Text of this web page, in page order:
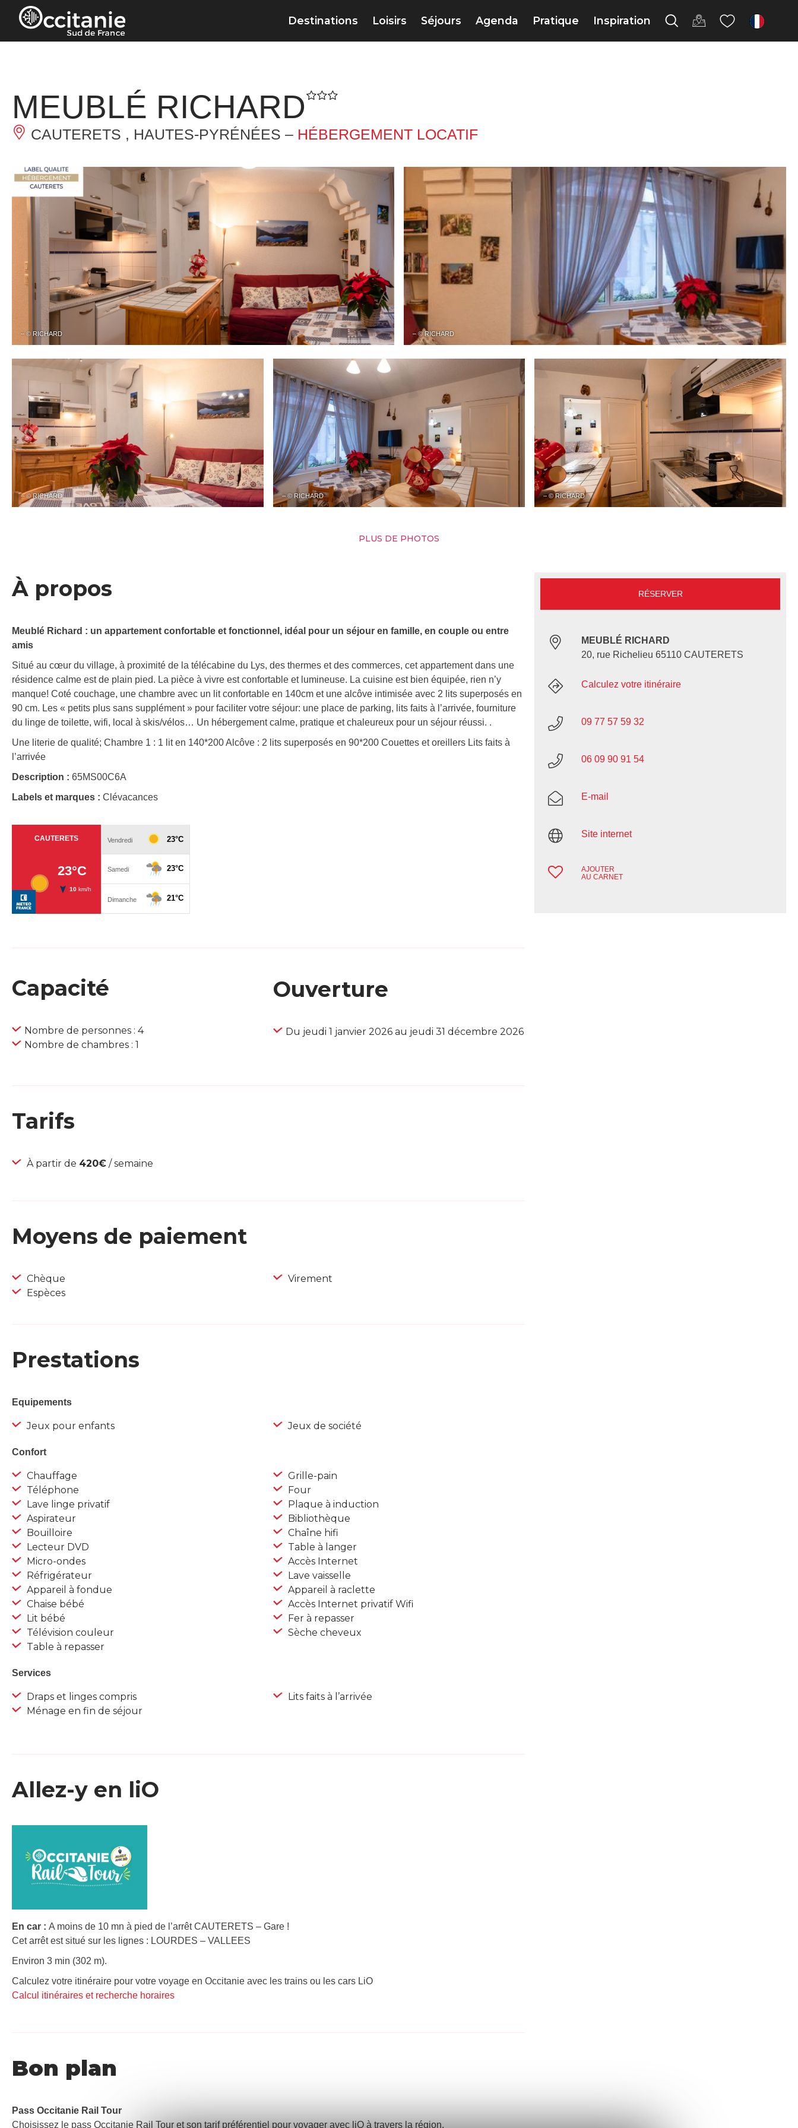
Panneau de gestion des cookies
Destinations Loisirs Séjours Agenda Pratique Inspiration fr
MEUBLÉ RICHARD
CAUTERETS , HAUTES-PYRÉNÉES – HÉBERGEMENT LOCATIF
– © RICHARD – © RICHARD
– © RICHARD – © RICHARD – © RICHARD
PLUS DE PHOTOS
À propos
Meublé Richard : un appartement confortable et fonctionnel, idéal pour un séjour en famille, en couple ou entre
amis
Situé au cœur du village, à proximité de la télécabine du Lys, des thermes et des commerces, cet appartement dans une
résidence calme est de plain pied. La pièce à vivre est confortable et lumineuse. La cuisine est bien équipée, rien n’y
manque! Coté couchage, une chambre avec un lit confortable en 140cm et une alcôve intimisée avec 2 lits superposés en
90 cm. Les « petits plus sans supplément » pour faciliter votre séjour: une place de parking, lits faits à l’arrivée, fourniture
du linge de toilette, wifi, local à skis/vélos… Un hébergement calme, pratique et chaleureux pour un séjour réussi. .
Une literie de qualité; Chambre 1 : 1 lit en 140*200 Alcôve : 2 lits superposés en 90*200 Couettes et oreillers Lits faits à
l’arrivée
Description : 65MS00C6A
Labels et marques : Clévacances
Capacité
Nombre de personnes : 4
Nombre de chambres : 1
Ouverture
Du jeudi 1 janvier 2026 au jeudi 31 décembre 2026
Tarifs
À partir de 420€ / semaine
Moyens de paiement
Chèque
Espèces
Virement
Prestations
Equipements
Jeux pour enfants Jeux de société
Confort
Chauffage
Téléphone
Lave linge privatif
Aspirateur
Bouilloire
Lecteur DVD
Micro-ondes
Réfrigérateur
Appareil à fondue
Chaise bébé
Lit bébé
Télévision couleur
Table à repasser
Grille-pain
Four
Plaque à induction
Bibliothèque
Chaîne hifi
Table à langer
Accès Internet
Lave vaisselle
Appareil à raclette
Accès Internet privatif Wifi
Fer à repasser
Sèche cheveux
Services
Draps et linges compris
Ménage en fin de séjour
Lits faits à l’arrivée
Allez-y en liO
En car : A moins de 10 mn à pied de l’arrêt CAUTERETS – Gare !
Cet arrêt est situé sur les lignes : LOURDES – VALLEES
Environ 3 min (302 m).
Calculez votre itinéraire pour votre voyage en Occitanie avec les trains ou les cars LiO
Calcul itinéraires et recherche horaires
Bon plan
Pass Occitanie Rail Tour​
Choisissez le pass Occitanie Rail Tour et son tarif préférentiel pour voyager avec liO à travers la région.
RÉSERVER
MEUBLÉ RICHARD
20, rue Richelieu 65110 CAUTERETS
Calculez votre itinéraire
09 77 57 59 32
06 09 90 91 54
E-mail
Site internet
AJOUTER
AU CARNET